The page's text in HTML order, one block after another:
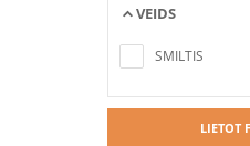
VEIDS
SMILTIS
LIETOT